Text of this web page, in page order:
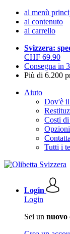
al menù
al contenuto
al carrello
Svizzera:
CHF 69.90
Consegna in
Più di 6.200
Aiuto
Dov'è
Costi
Tutti i
Login
Login
Sei un nuovo